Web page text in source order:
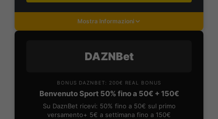
Mostra Informazioni
DAZNBet
BONUS DAZNBET: 200€ REAL BONUS
Benvenuto Sport 50% fino a 50€ + 150€
Su DaznBet ricevi: 50% fino a 50€ sul primo
versamento+ 5€ a settimana fino a 150€